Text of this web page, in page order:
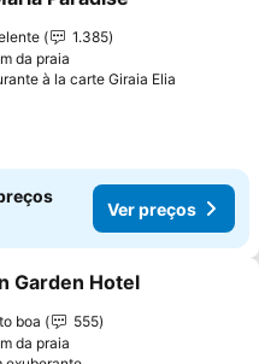
aos favoritos
1.385
da praia
à la carte Giraia Elia
Ver preços
aos favoritos
Garden Hotel
boa
555
da praia